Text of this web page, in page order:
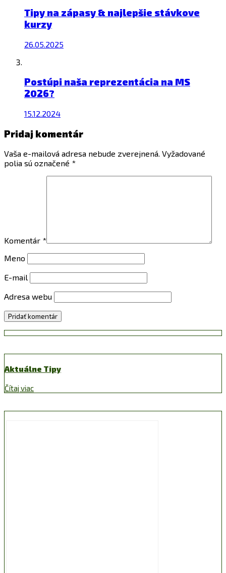
Tipy na zápasy & najlepšie stávkove
kurzy
26.05.2025
Postúpi naša reprezentácia na MS
2026?
15.12.2024
Pridaj komentár
Vaša e-mailová adresa nebude zverejnená. Vyžadované
polia sú označené *
Komentár *
Meno
E-mail
Adresa webu
Aktuálne Tipy
Čítaj viac